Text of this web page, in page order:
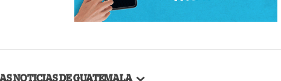
NOTICIAS DE GUATEMALA